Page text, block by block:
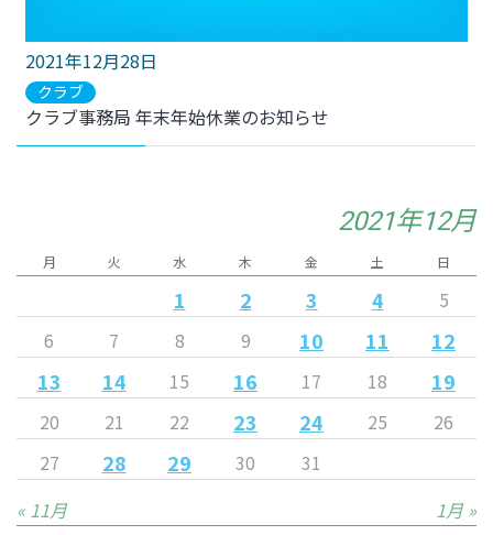
2021年12月28日
クラブ
クラブ事務局 年末年始休業のお知らせ
2021年12月
月 火 水 木 金 土 日
1 2 3 4
5
6
7 8 9 10 11
12
13
14 15 16 17 18 19
20 21 22 23 24 25
26
27
28 29 30
31
« 11月
1月 »